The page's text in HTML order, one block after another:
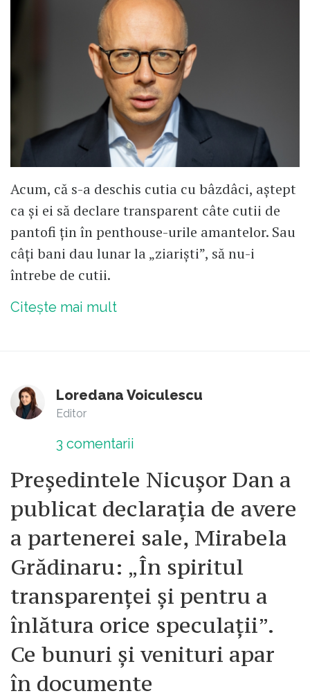
Acum, că s-a deschis cutia cu bâzdâci, aștept
ca și ei să declare transparent câte cutii de
pantofi țin în penthouse-urile amantelor. Sau
câți bani dau lunar la „ziariști”, să nu-i
întrebe de cutii.
Citește mai mult
Loredana Voiculescu
Editor
3 comentarii
Președintele Nicușor Dan a
publicat declarația de avere
a partenerei sale, Mirabela
Grădinaru: „În spiritul
transparenței și pentru a
înlătura orice speculații”.
Ce bunuri și venituri apar
în documente